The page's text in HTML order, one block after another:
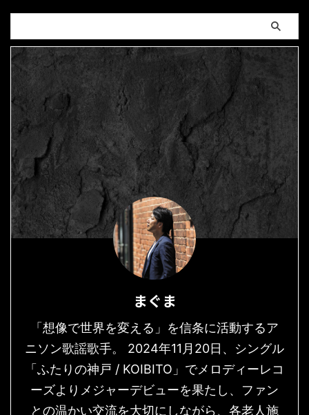
まぐま
「想像で世界を変える」を信条に活動するア
ニソン歌謡歌手。 2024年11月20日、シングル
「ふたりの神戸 / KOIBITO」でメロディーレコ
ーズよりメジャーデビューを果たし、ファン
との温かい交流を大切にしながら、各老人施